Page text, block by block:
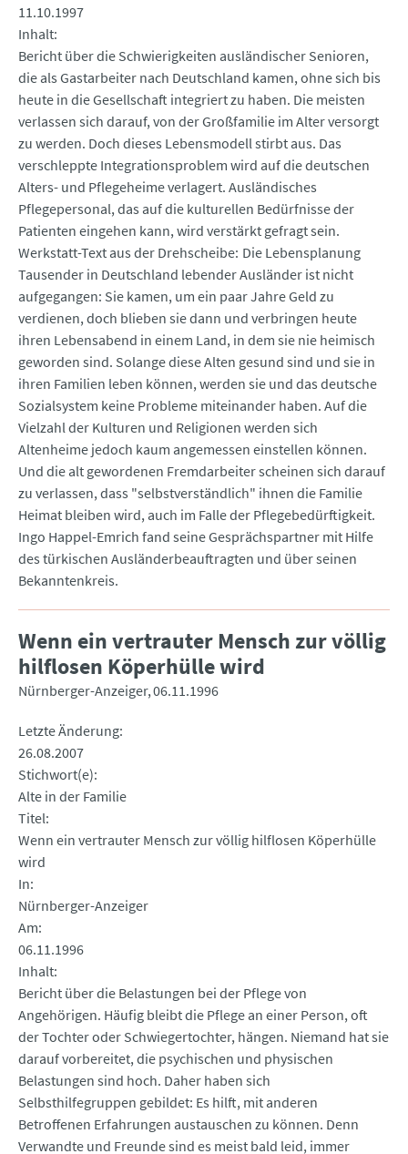
11.10.1997
Inhalt
Bericht über die Schwierigkeiten ausländischer Senioren,
die als Gastarbeiter nach Deutschland kamen, ohne sich bis
heute in die Gesellschaft integriert zu haben. Die meisten
verlassen sich darauf, von der Großfamilie im Alter versorgt
zu werden. Doch dieses Lebensmodell stirbt aus. Das
verschleppte Integrationsproblem wird auf die deutschen
Alters- und Pflegeheime verlagert. Ausländisches
Pflegepersonal, das auf die kulturellen Bedürfnisse der
Patienten eingehen kann, wird verstärkt gefragt sein.
Werkstatt-Text aus der Drehscheibe: Die Lebensplanung
Tausender in Deutschland lebender Ausländer ist nicht
aufgegangen: Sie kamen, um ein paar Jahre Geld zu
verdienen, doch blieben sie dann und verbringen heute
ihren Lebensabend in einem Land, in dem sie nie heimisch
geworden sind. Solange diese Alten gesund sind und sie in
ihren Familien leben können, werden sie und das deutsche
Sozialsystem keine Probleme miteinander haben. Auf die
Vielzahl der Kulturen und Religionen werden sich
Altenheime jedoch kaum angemessen einstellen können.
Und die alt gewordenen Fremdarbeiter scheinen sich darauf
zu verlassen, dass "selbstverständlich" ihnen die Familie
Heimat bleiben wird, auch im Falle der Pflegebedürftigkeit.
Ingo Happel-Emrich fand seine Gesprächspartner mit Hilfe
des türkischen Ausländerbeauftragten und über seinen
Bekanntenkreis.
Wenn ein vertrauter Mensch zur völlig
hilflosen Köperhülle wird
Nürnberger-Anzeiger 06.11.1996
Letzte Änderung
26.08.2007
Stichwort(e)
Alte in der Familie
Titel
Wenn ein vertrauter Mensch zur völlig hilflosen Köperhülle
wird
In
Nürnberger-Anzeiger
Am
06.11.1996
Inhalt
Bericht über die Belastungen bei der Pflege von
Angehörigen. Häufig bleibt die Pflege an einer Person, oft
der Tochter oder Schwiegertochter, hängen. Niemand hat sie
darauf vorbereitet, die psychischen und physischen
Belastungen sind hoch. Daher haben sich
Selbsthilfegruppen gebildet: Es hilft, mit anderen
Betroffenen Erfahrungen austauschen zu können. Denn
Verwandte und Freunde sind es meist bald leid, immer